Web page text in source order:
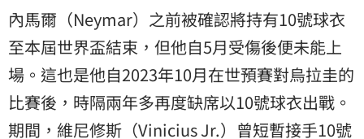
內馬爾（Neymar）之前被確認將持有10號球衣
至本屆世界盃結束，但他自5月受傷後便未能上
場。這也是他自2023年10月在世預賽對烏拉圭的
比賽後，時隔兩年多再度缺席以10號球衣出戰。
期間，維尼修斯（Vinicius Jr.）曾短暫接手10號